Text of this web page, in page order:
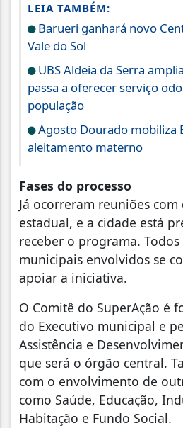
LEIA TAMBÉM:
Barueri ganhará novo
Vale do Sol
UBS Aldeia da Serra
passa a oferecer serviço
população
Agosto Dourado mobiliza
aleitamento materno
Fases do processo
Já ocorreram reuniões
estadual, e a cidade está
receber o programa.
municipais envolvidos se
apoiar a iniciativa.
O Comitê do SuperAção é
do Executivo municipal e
Assistência e
que será o órgão central.
com o envolvimento de
como Saúde, Educação,
Habitação e Fundo Social.